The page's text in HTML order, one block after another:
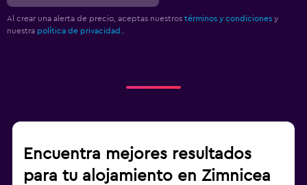
Al crear una alerta de precio, aceptas nuestros términos y condiciones y
nuestra política de privacidad.
Encuentra mejores resultados
para tu alojamiento en Zimnicea